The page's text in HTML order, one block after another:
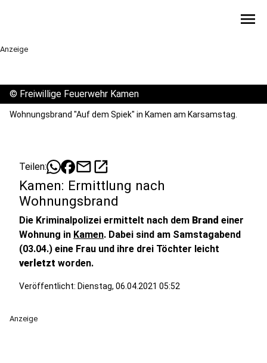
menu
Anzeige
© Freiwillige Feuerwehr Kamen
Wohnungsbrand "Auf dem Spiek" in Kamen am Karsamstag.
Teilen: mailopen_in_new
Kamen: Ermittlung nach
Wohnungsbrand
Die Kriminalpolizei ermittelt nach dem Brand einer
Wohnung in Kamen. Dabei sind am Samstagabend
(03.04.) eine Frau und ihre drei Töchter leicht
verletzt worden.
Veröffentlicht: Dienstag, 06.04.2021 05:52
Anzeige